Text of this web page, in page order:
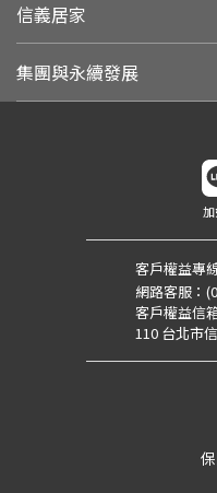
信義居家
集團與永續發展
客戶權益專
網路客服：
客戶權益信
110 台北市